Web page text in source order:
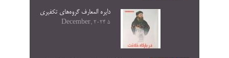
دایره المعارف گروه‌های تکفیری
5 December, 2024